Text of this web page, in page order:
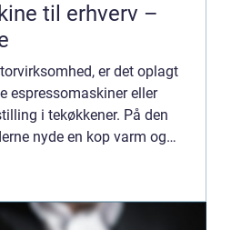
til erhverv –
er det oplagt
espressomaskiner eller
i tekøkkener. På den
nyde en kop varm og